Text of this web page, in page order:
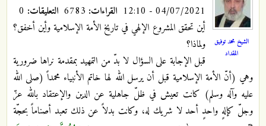
الشيخ محمد توفيق
المقداد
04/07/2021 - 12:10 القراءات: التعليقات:
أين تحقق المشروع الإلهي في تاريخ الأمة الإسلامية وأين أخفق؟
ولماذا؟
قبل الإجابة على السؤال لا بدّ من التمهيد بمقدمة نراها ضرورية
وهي (أنّ الأمة الإسلامية قبل أن يرسل الله لها خاتم الأنبياء محمداً (صلى الله
عليه وآله وسلم) كانت تعيش في ظلّ جاهلية عن الدين والإعتقاد بالله عزّ
وجلّ كإلهٍ واحدٍ أحد لا شريك له، وكانت بدلاً عن ذلك تعبد أصناماً بحجّة